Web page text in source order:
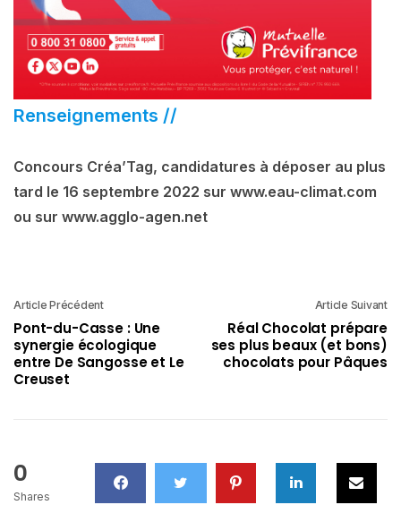
Renseignements //
Concours Créa’Tag, candidatures à déposer au plus
tard le 16 septembre 2022 sur www.eau-climat.com
ou sur www.agglo-agen.net
Article Précédent
Pont-du-Casse : Une
synergie écologique
entre De Sangosse et Le
Creuset
Article Suivant
Réal Chocolat prépare
ses plus beaux (et bons)
chocolats pour Pâques
0
Shares